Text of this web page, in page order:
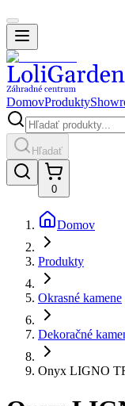
DomovProdukty
Hľadať
0
Domov
Produkty
Okrasné kamene
Dekoračné
Onyx LIGNO